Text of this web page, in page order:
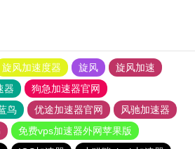
旋风加速度器 旋风
旋风加速
器
狗急加速器官网
鸟 优途加速器官网
风驰加速器
免费vps加速器外网苹果版